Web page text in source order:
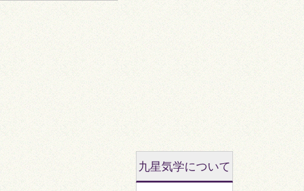
九星気学について